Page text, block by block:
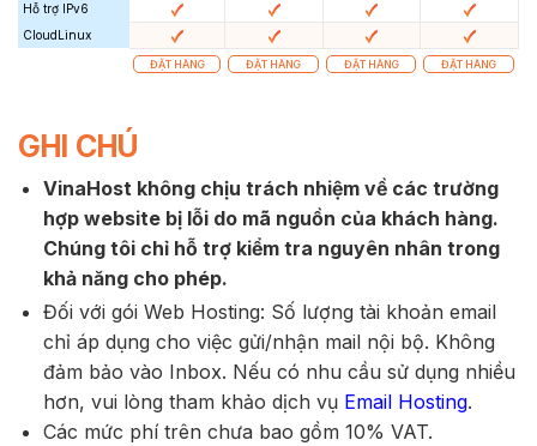
Hỗ trợ IPv6
CloudLinux
ĐẶT HÀNG ĐẶT HÀNG ĐẶT HÀNG ĐẶT HÀNG
GHI CHÚ
VinaHost không chịu trách nhiệm về các trường
hợp website bị lỗi do mã nguồn của khách hàng.
Chúng tôi chỉ hỗ trợ kiểm tra nguyên nhân trong
khả năng cho phép.
Đối với gói Web Hosting: Số lượng tài khoản email
chỉ áp dụng cho việc gửi/nhận mail nội bộ. Không
đảm bảo vào Inbox. Nếu có nhu cầu sử dụng nhiều
hơn, vui lòng tham khảo dịch vụ Email Hosting.
Các mức phí trên chưa bao gồm 10% VAT.